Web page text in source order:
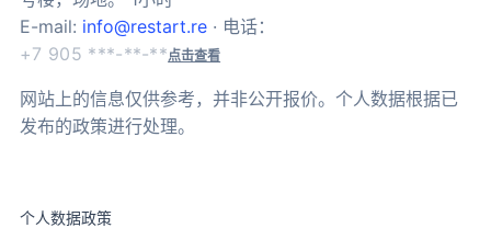
E-mail: info@restart.re · 电话：
+7 905 ***-**-**点击查看
网站上的信息仅供参考，并非公开报价。个人数据根据已
发布的政策进行处理。
个人数据政策